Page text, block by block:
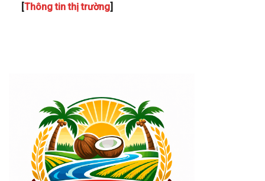
[Thông tin thị trường]